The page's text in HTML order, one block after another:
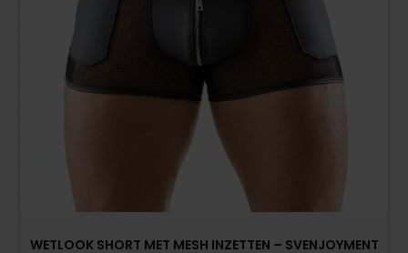
WETLOOK SHORT MET MESH INZETTEN – SVENJOYMENT